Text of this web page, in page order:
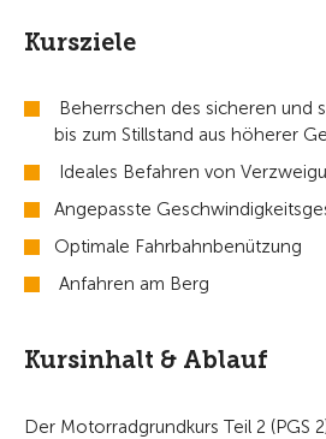
Kursziele
Beherrschen des sicheren und
bis zum Stillstand aus höherer
Ideales Befahren von
Angepasste
Optimale Fahrbahnbenützung
Anfahren am Berg
Kursinhalt & Ablauf
Der Motorradgrundkurs Teil 2 (PGS